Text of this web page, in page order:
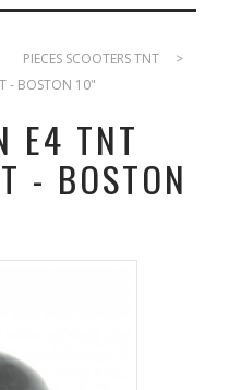
PIECES SCOOTERS TNT
>
- BOSTON 10"
E4 TNT
- BOSTON